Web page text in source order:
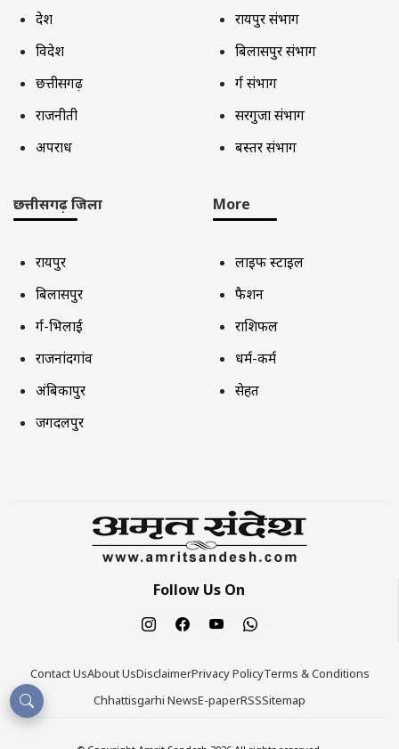
देश
विदेश
छत्तीसगढ़
राजनीती
अपराध
रायपुर संभाग
बिलासपुर संभाग
दुर्ग संभाग
सरगुजा संभाग
बस्तर संभाग
छत्तीसगढ़ जिला
रायपुर
बिलासपुर
दुर्ग-भिलाई
राजनांदगांव
अंबिकापुर
जगदलपुर
More
लाइफ स्टाइल
फैशन
राशिफल
धर्म-कर्म
सेहत
Follow Us On
Contact UsAbout UsDisclaimerPrivacy PolicyTerms & Conditions
Chhattisgarhi NewsE-paperRSSSitemap